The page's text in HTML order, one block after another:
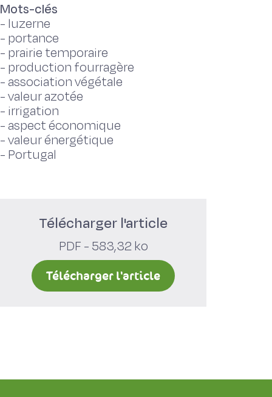
Mots-clés
- luzerne
- portance
- prairie temporaire
- production fourragère
- association végétale
-valeur azotée
- irrigation
- aspect économique
-valeur énergétique
- Portugal
Télécharger l'article
PDF - 583,32 ko
Télécharger l'article